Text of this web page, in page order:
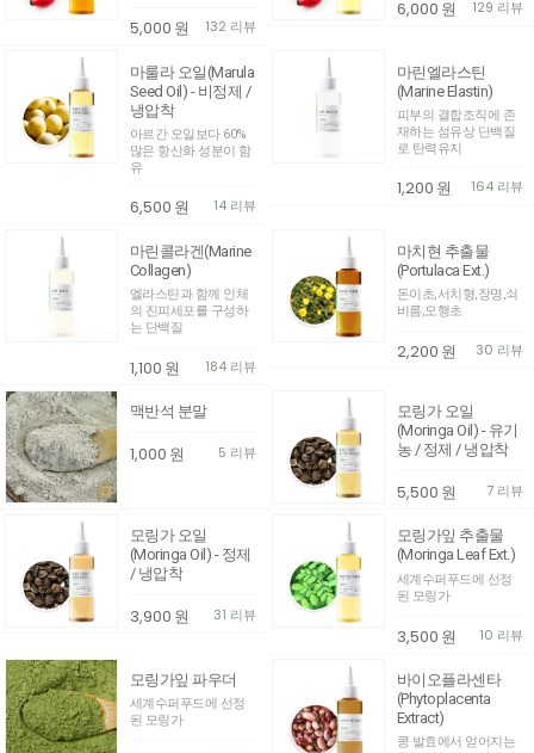
5,000 원 132 리뷰
6,000 원 129 리뷰
마룰라 오일(Marula
Seed Oil) - 비정제 /
냉압착
아르간 오일보다 60%
많은 항산화 성분이 함
유
6,500 원 14 리뷰
마린엘라스틴
(Marine Elastin)
피부의 결합조직에 존
재하는 섬유상 단백질
로 탄력유지
1,200 원 164 리뷰
마린콜라겐(Marine
Collagen)
엘라스틴과 함께 인체
의 진피세포를 구성하
는 단백질
1,100 원 184 리뷰
마치현 추출물
(Portulaca Ext.)
돈이초,서치형,장명,쇠
비름,오행초
2,200 원 30 리뷰
맥반석 분말
1,000 원 5 리뷰
모링가 오일
(Moringa Oil) - 유기
농 / 정제 / 냉압착
5,500 원 7 리뷰
모링가 오일
(Moringa Oil) - 정제
/ 냉압착
3,900 원 31 리뷰
모링가잎 추출물
(Moringa Leaf Ext.)
세계수퍼푸드에 선정
된 모링가
3,500 원 10 리뷰
모링가잎 파우더
세계수퍼푸드에 선정
된 모링가
바이오플라센타
(Phytoplacenta
Extract)
콩 발효에서 얻어지는